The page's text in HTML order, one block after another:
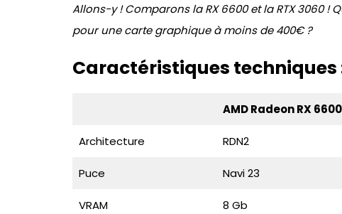
Allons-y ! Comparons la RX 6600 et la RTX 3060
pour une carte graphique à moins de 400€ ?
Caractéristiques techniques :
AMD Radeon RX 6600
Architecture RDN2
Puce Navi 23
VRAM 8 Gb